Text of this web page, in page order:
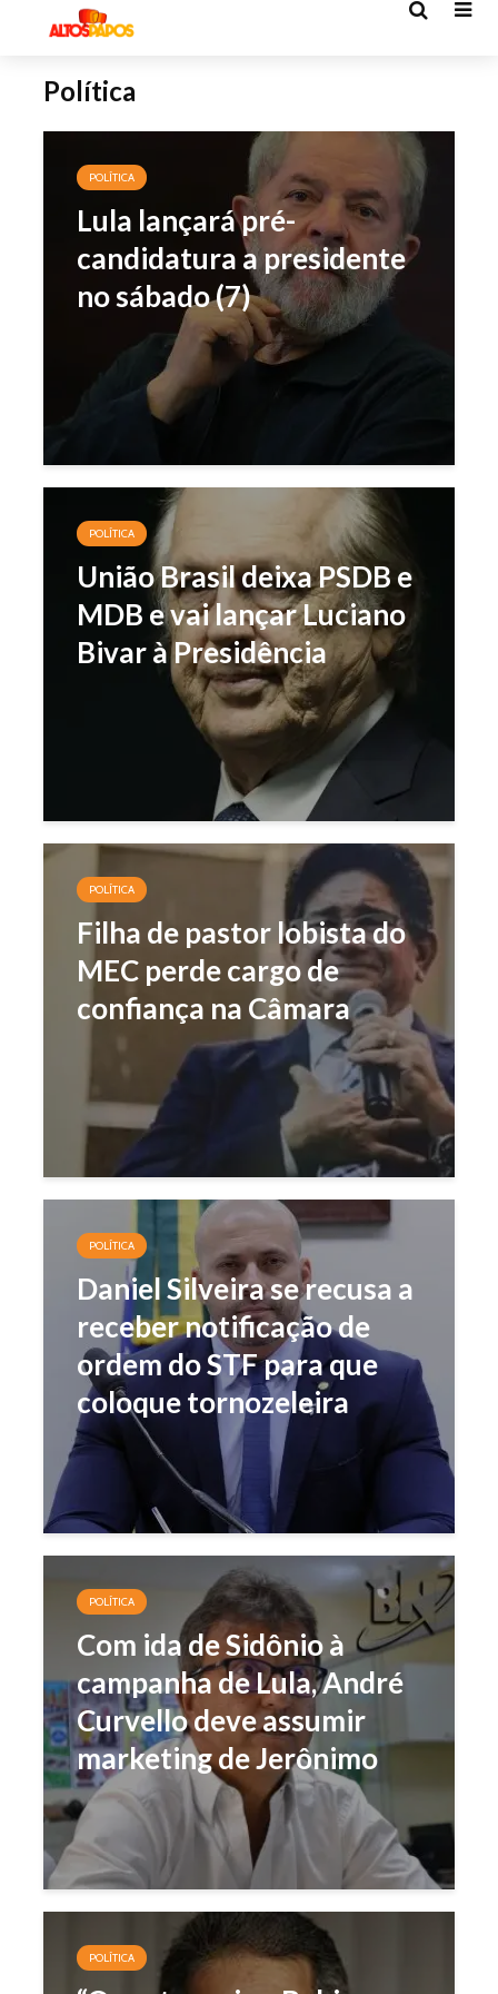
Política
POLÍTICA
Lula lançará pré-
candidatura a presidente
no sábado (7)
POLÍTICA
União Brasil deixa PSDB e
MDB e vai lançar Luciano
Bivar à Presidência
POLÍTICA
Filha de pastor lobista do
MEC perde cargo de
confiança na Câmara
POLÍTICA
Daniel Silveira se recusa a
receber notificação de
ordem do STF para que
coloque tornozeleira
POLÍTICA
Com ida de Sidônio à
campanha de Lula, André
Curvello deve assumir
marketing de Jerônimo
POLÍTICA